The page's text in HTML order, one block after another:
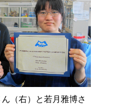
（右）と若月雅博さ